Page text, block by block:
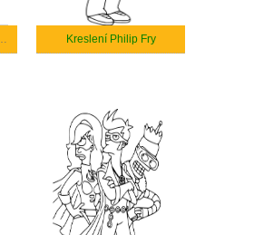
Kreslení Philip Fry